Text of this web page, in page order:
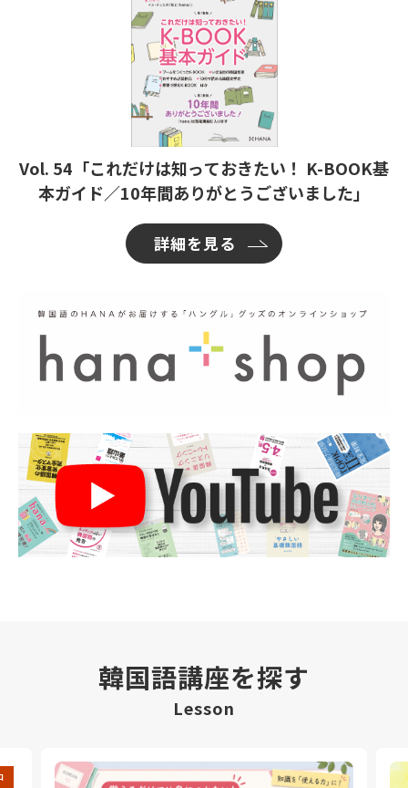
Vol. 54「これだけは知っておきたい！ K-BOOK基
本ガイド／10年間ありがとうございました」
詳細を見る
韓国語講座を探す
Lesson